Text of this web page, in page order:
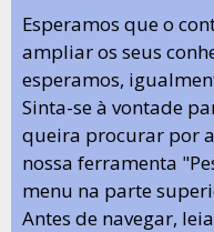
Esperamos que o
ampliar os seus
esperamos,
Sinta-se à vontade
queira procurar por
nossa ferramenta
menu na parte
Antes de navegar,